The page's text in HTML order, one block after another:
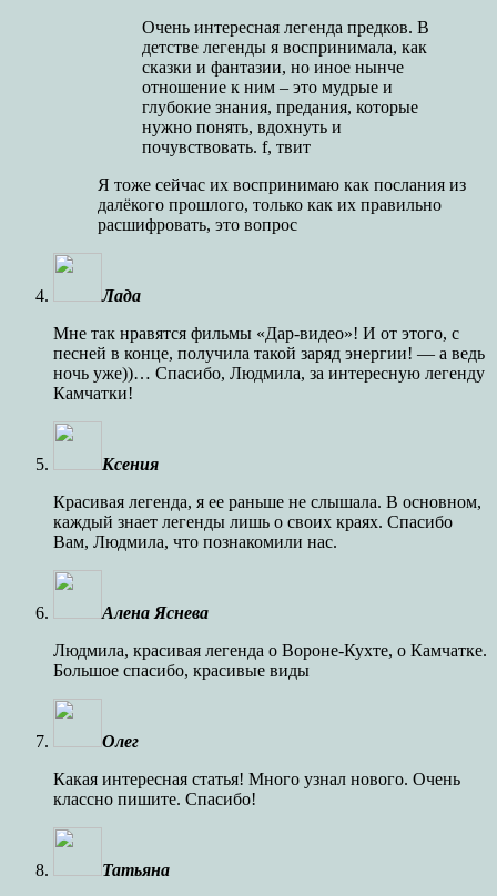
Очень интересная легенда предков. В
детстве легенды я воспринимала, как
сказки и фантазии, но иное нынче
отношение к ним – это мудрые и
глубокие знания, предания, которые
нужно понять, вдохнуть и
почувствовать. f, твит
Я тоже сейчас их воспринимаю как послания из
далёкого прошлого, только как их правильно
расшифровать, это вопрос
Лада
Мне так нравятся фильмы «Дар-видео»! И от этого, с
песней в конце, получила такой заряд энергии! — а ведь
ночь уже))… Спасибо, Людмила, за интересную легенду
Камчатки!
Ксения
Красивая легенда, я ее раньше не слышала. В основном,
каждый знает легенды лишь о своих краях. Спасибо
Вам, Людмила, что познакомили нас.
Алена Яснева
Людмила, красивая легенда о Вороне-Кухте, о Камчатке.
Большое спасибо, красивые виды
Олег
Какая интересная статья! Много узнал нового. Очень
классно пишите. Спасибо!
Татьяна